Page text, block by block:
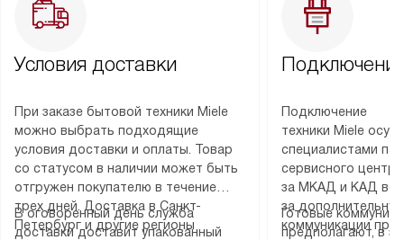
Условия доставки
При заказе бытовой техники Miele
можно выбрать подходящие
условия доставки и оплаты. Товар
со статусом в наличии может быть
отгружен покупателю в течение
трех дней. Доставка в Санкт-
Петербург и другие регионы
В оговоренный день служба
доставки доставит упакованный
Подключение
техники Miele
специалистами
сервисного
за МКАД и КАД
за
коммуникации
Готовые
предполагают, в